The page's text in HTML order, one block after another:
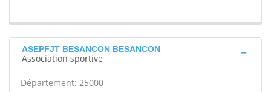
ASEPFJT BESANCON BESANCON
Association sportive
Département: 25000